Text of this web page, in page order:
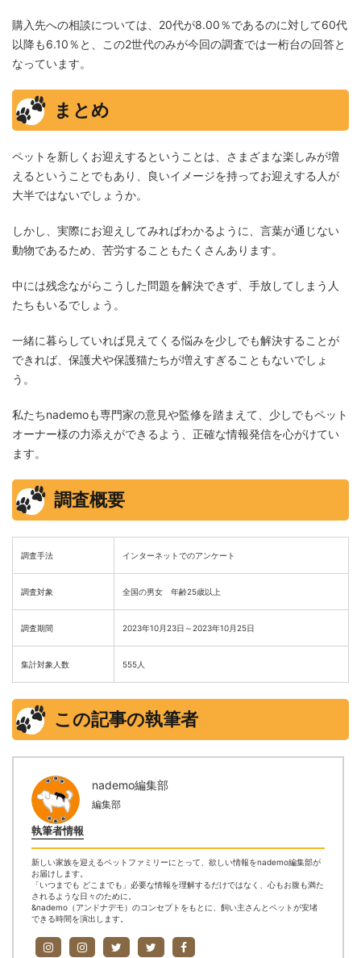
購入先への相談については、20代が8.00％であるのに対して60代
以降も6.10％と、この2世代のみが今回の調査では一桁台の回答と
なっています。
まとめ
ペットを新しくお迎えするということは、さまざまな楽しみが増
えるということでもあり、良いイメージを持ってお迎えする人が
大半ではないでしょうか。
しかし、実際にお迎えしてみればわかるように、言葉が通じない
動物であるため、苦労することもたくさんあります。
中には残念ながらこうした問題を解決できず、手放してしまう人
たちもいるでしょう。
一緒に暮らしていれば見えてくる悩みを少しでも解決することが
できれば、保護犬や保護猫たちが増えすぎることもないでしょ
う。
私たちnademoも専門家の意見や監修を踏まえて、少しでもペット
オーナー様の力添えができるよう、正確な情報発信を心がけてい
ます。
調査概要
調査手法 インターネットでのアンケート
調査対象 全国の男女 年齢25歳以上
調査期間 2023年10月23日～2023年10月25日
集計対象人数 555人
この記事の執筆者
執筆者情報
nademo編集部
編集部
新しい家族を迎えるペットファミリーにとって、欲しい情報をnademo編集部が
お届けします。
「いつまでも どこまでも」必要な情報を理解するだけではなく、心もお腹も満た
されるような日々のために。
&nademo（アンドナデモ）のコンセプトをもとに、飼い主さんとペットが安堵
できる時間を演出します。